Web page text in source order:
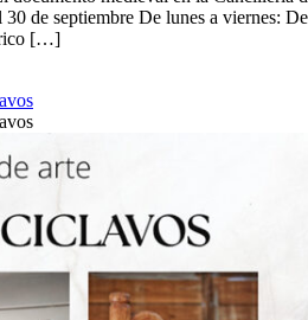
de septiembre De lunes a viernes: De
[…]